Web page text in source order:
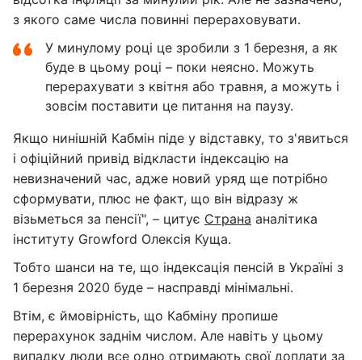
з якого саме числа повинні перераховувати.
У минулому році це зробили з 1 березня, а як
буде в цьому році – поки неясно. Можуть
перерахувати з квітня або травня, а можуть і
зовсім поставити це питання на паузу.
Якщо нинішній Кабмін піде у відставку, то з'явиться
і офіційний привід відкласти індексацію на
невизначений час, адже новий уряд ще потрібно
сформувати, плюс не факт, що він відразу ж
візьметься за пенсії", – цитує Страна аналітика
інституту Growford Олексія Куща.
Тобто шанси на те, що індексація пенсій в Україні з
1 березня 2020 буде – насправді мінімальні.
Втім, є ймовірність, що Кабміну пропише
перерахунок заднім числом. Але навіть у цьому
випадку люди все одно отримають свої доплати за